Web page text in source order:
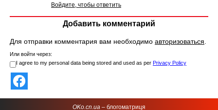
Войдите, чтобы ответить
Добавить комментарий
Для отправки комментария вам необходимо авторизоваться
Или войти через:
I agree to my personal data being stored and used as per Privacy Policy
OKo.cn.ua – блогоматриця